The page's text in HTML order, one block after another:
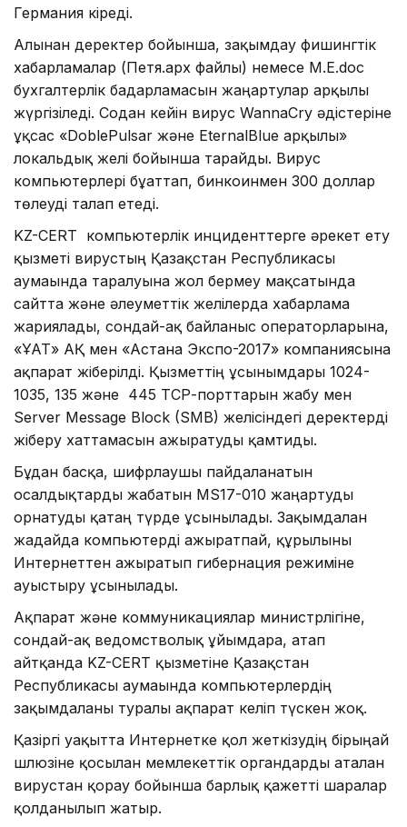
Германия кіреді.
Алынған деректер бойынша, зақымдау фишингтік
хабарламалар (Петя.apx файлы) немесе M.E.doc
бухгалтерлік бағдарламасын жаңартулар арқылы
жүргізіледі. Содан кейін вирус WannaCry әдістеріне
ұқсас «DoblePulsar және EternalBlue арқылы»
локальдық желі бойынша тарайды. Вирус
компьютерлері бұғаттап, бинкоинмен 300 доллар
төлеуді талап етеді.
KZ-CERT компьютерлік инциденттерге әрекет ету
қызметі вирустың Қазақстан Республикасы
аумағында таралуына жол бермеу мақсатында
сайтта және әлеуметтік желілерда хабарлама
жариялады, сондай-ақ байланыс операторларына,
«ҰАТ» АҚ мен «Астана Экспо-2017» компаниясына
ақпарат жіберілді. Қызметтің ұсынымдары 1024-
1035, 135 және 445 ТСР-порттарын жабу мен
Server Message Block (SMB) желісіндегі деректерді
жіберу хаттамасын ажыратуды қамтиды.
Бұдан басқа, шифрлаушы пайдаланатын
осалдықтарды жабатын MS17-010 жаңартуды
орнатуды қатаң түрде ұсынылады. Зақымдалған
жағдайда компьютерді ажыратпай, құрылғыны
Интернеттен ажыратып гибернация режиміне
ауыстыру ұсынылады.
Ақпарат және коммуникациялар министрлігіне,
сондай-ақ ведомстволық ұйымдарға, атап
айтқанда KZ-CERT қызметіне Қазақстан
Республикасы аумағында компьютерлердің
зақымдалғаны туралы ақпарат келіп түскен жоқ.
Қазіргі уақытта Интернетке қол жеткізудің бірыңғай
шлюзіне қосылған мемлекеттік органдарды аталған
вирустан қорғау бойынша барлық қажетті шаралар
қолданылып жатыр.